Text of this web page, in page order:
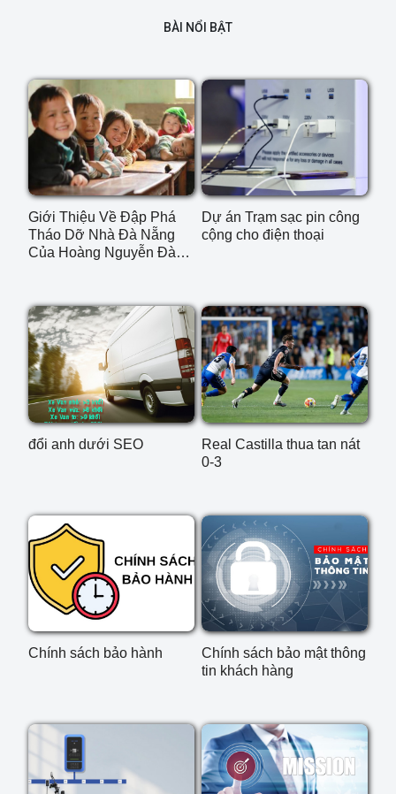
BÀI NỔI BẬT
Giới Thiệu Về Đập Phá
Tháo Dỡ Nhà Đà Nẵng
Của Hoàng Nguyễn Đà
Dự án Trạm sạc pin công
cộng cho điện thoại
đổi anh dưới SEO
Real Castilla thua tan nát
0-3
Chính sách bảo hành
Chính sách bảo mật thông
tin khách hàng